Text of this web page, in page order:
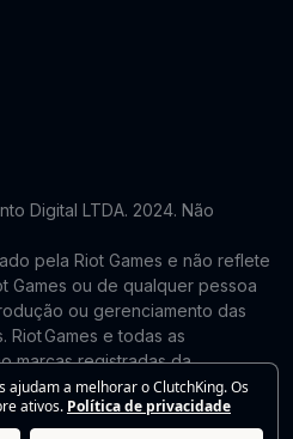
ajudam a melhorar o ClutchKing. Os
ativos. Política de privacidade
Digital LTDA. 2024. Não
pela Riot Games e não reflete
Games ou de qualquer pessoa
ou gerenciamento das
Riot Games e todas as
marcas registradas da
e não é endossado
solicitações de remoção ou